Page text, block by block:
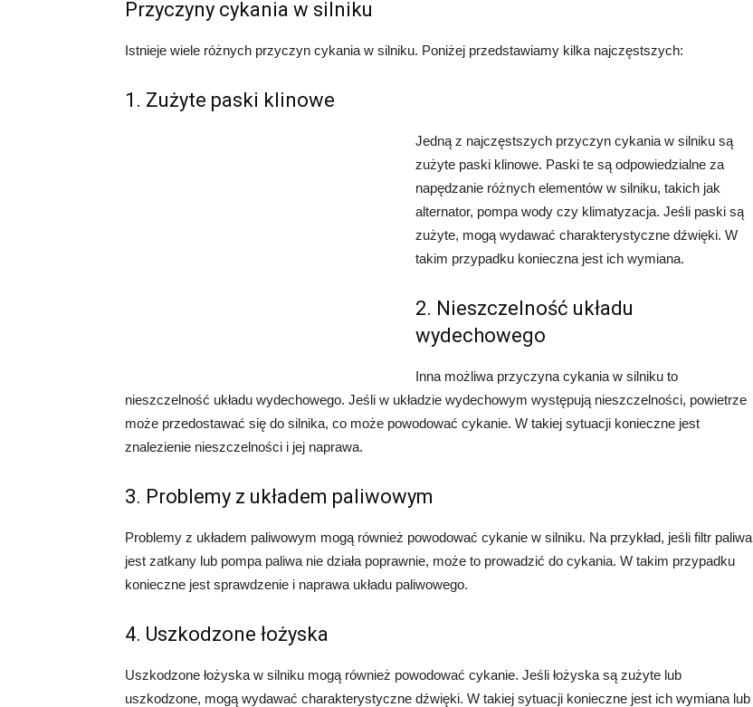
Przyczyny cykania w silniku
Istnieje wiele różnych przyczyn cykania w silniku. Poniżej przedstawiamy kilka najczęstszych:
1. Zużyte paski klinowe
Jedną z najczęstszych przyczyn cykania w silniku są
zużyte paski klinowe. Paski te są odpowiedzialne za
napędzanie różnych elementów w silniku, takich jak
alternator, pompa wody czy klimatyzacja. Jeśli paski są
zużyte, mogą wydawać charakterystyczne dźwięki. W
takim przypadku konieczna jest ich wymiana.
2. Nieszczelność układu
wydechowego
Inna możliwa przyczyna cykania w silniku to
nieszczelność układu wydechowego. Jeśli w układzie wydechowym występują nieszczelności, powietrze
może przedostawać się do silnika, co może powodować cykanie. W takiej sytuacji konieczne jest
znalezienie nieszczelności i jej naprawa.
3. Problemy z układem paliwowym
Problemy z układem paliwowym mogą również powodować cykanie w silniku. Na przykład, jeśli filtr paliwa
jest zatkany lub pompa paliwa nie działa poprawnie, może to prowadzić do cykania. W takim przypadku
konieczne jest sprawdzenie i naprawa układu paliwowego.
4. Uszkodzone łożyska
Uszkodzone łożyska w silniku mogą również powodować cykanie. Jeśli łożyska są zużyte lub
uszkodzone, mogą wydawać charakterystyczne dźwięki. W takiej sytuacji konieczne jest ich wymiana lub